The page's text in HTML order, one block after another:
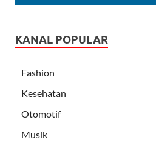
KANAL POPULAR
Fashion
Kesehatan
Otomotif
Musik